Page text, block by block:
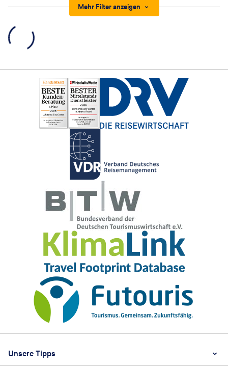
Mehr Filter anzeigen
Unsere Tipps